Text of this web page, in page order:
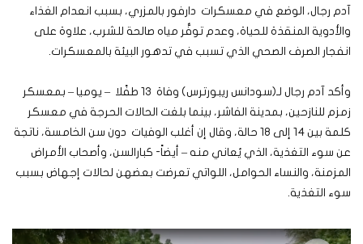
آدم رجال، الوضع في معسكرات دارفور بالمزري، بسبب انعدام الغذاء
والأدوية المنقذة للحياة، وعدم توفُّر مياه صالحة للشرب، علاوة على
انفجار الصرف الصحي الذي تسبب في تدهور البيئة بالمعسكرات.
وأكد آدم رجال لـ(سودانس ريبورترس) وفاة 13 طفًلا – يوميا – بمعسكر
زمزم للنازحين، بمدينة الفاشر، بينما بلغت الحالات الحرجة في معسكر
كلمة بين 14 إلى 18 حالة، وقال إن أغلب الوفيات دون سن الخامسة، ناتجة
عن سوء التغذية، الذي يُعاني منه – أيضاً- كبارالسن، وأصحاب الأمراض
المزمنة، والنساء الحوامل، اللواتي تعرضت بعضهن لحالات إجهاض بسبب
سوء التغذية.